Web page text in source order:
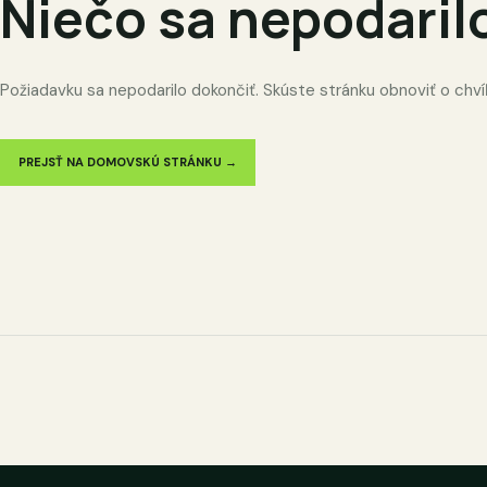
Niečo sa
Požiadavku sa nepodarilo dokončiť. Skúste stránku obnoviť o
PREJSŤ NA DOMOVSKÚ STRÁNKU →